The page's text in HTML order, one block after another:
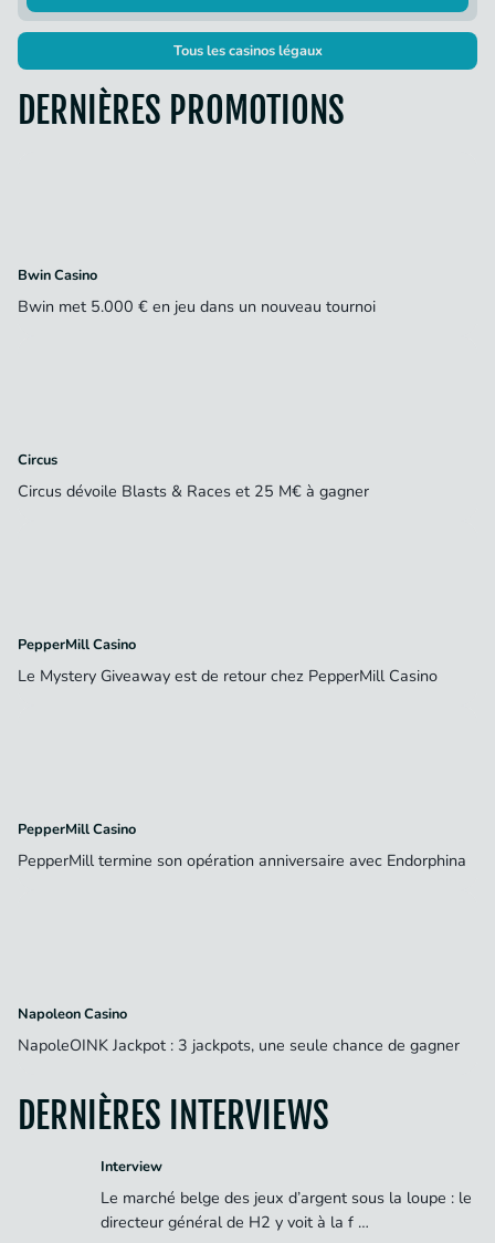
Tous les casinos légaux
DERNIÈRES PROMOTIONS
Bwin Casino
Bwin met 5.000 € en jeu dans un nouveau tournoi
Circus
Circus dévoile Blasts & Races et 25 M€ à gagner
PepperMill Casino
Le Mystery Giveaway est de retour chez PepperMill Casino
PepperMill Casino
PepperMill termine son opération anniversaire avec Endorphina
Napoleon Casino
NapoleOINK Jackpot : 3 jackpots, une seule chance de gagner
DERNIÈRES INTERVIEWS
Interview
Le marché belge des jeux d’argent sous la loupe : le
directeur général de H2 y voit à la f …